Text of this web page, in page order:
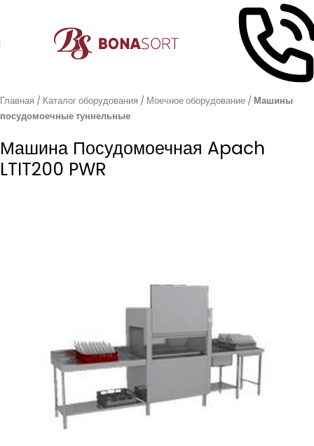
Главная Каталог оборудования Моечное оборудование
Машины
посудомоечные туннельные
Машина Посудомоечная Apach
LTIT200 PWR